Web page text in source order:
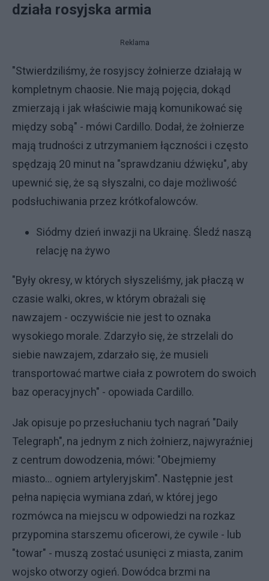
działa rosyjska armia
Reklama
"Stwierdziliśmy, że rosyjscy żołnierze działają w
kompletnym chaosie. Nie mają pojęcia, dokąd
zmierzają i jak właściwie mają komunikować się
między sobą" - mówi Cardillo. Dodał, że żołnierze
mają trudności z utrzymaniem łączności i często
spędzają 20 minut na "sprawdzaniu dźwięku", aby
upewnić się, że są słyszalni, co daje możliwość
podsłuchiwania przez krótkofalowców.
Siódmy dzień inwazji na Ukrainę. Śledź naszą
relację na żywo
"Były okresy, w których słyszeliśmy, jak płaczą w
czasie walki, okres, w którym obrażali się
nawzajem - oczywiście nie jest to oznaka
wysokiego morale. Zdarzyło się, że strzelali do
siebie nawzajem, zdarzało się, że musieli
transportować martwe ciała z powrotem do swoich
baz operacyjnych" - opowiada Cardillo.
Jak opisuje po przesłuchaniu tych nagrań "Daily
Telegraph", na jednym z nich żołnierz, najwyraźniej
z centrum dowodzenia, mówi: "Obejmiemy
miasto... ogniem artyleryjskim". Następnie jest
pełna napięcia wymiana zdań, w której jego
rozmówca na miejscu w odpowiedzi na rozkaz
przypomina starszemu oficerowi, że cywile - lub
"towar" - muszą zostać usunięci z miasta, zanim
wojsko otworzy ogień. Dowódca brzmi na